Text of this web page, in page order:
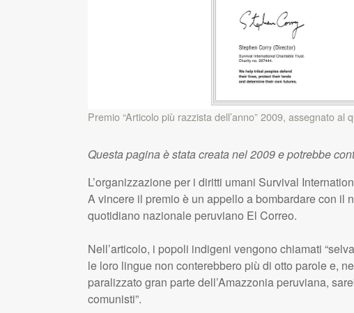
Premio “Articolo più razzista dell’anno” 2009, assegnato al
Questa pagina è stata creata nel 2009 e potrebbe
L’organizzazione per i diritti umani Survival
A vincere il premio è un appello a bombardare con il
quotidiano nazionale peruviano El Correo.
Nell’articolo, i popoli indigeni vengono chiamati
le loro lingue non conterebbero più di otto parole e,
paralizzato gran parte dell’Amazzonia peruviana,
comunisti”.